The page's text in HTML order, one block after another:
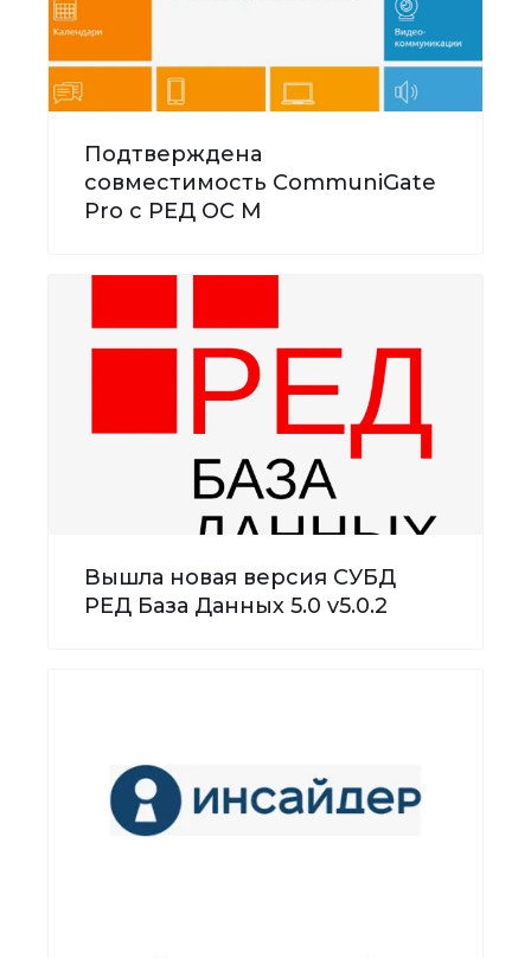
Подтверждена
совместимость CommuniGate
Pro с РЕД ОС М
Вышла новая версия СУБД
РЕД База Данных 5.0 v5.0.2